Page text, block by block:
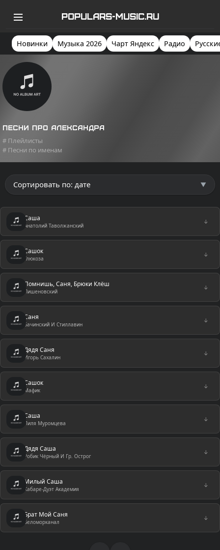
POPULARS-MUSIC.RU
Новинки Музыка 2026 Чарт Яндекс Радио
Песни про Александра
# Плейлисты
# Песни по именам
Саша
Анатолий Таволжанский
↓
Сашок
Глюкоза
↓
Помнишь, Саня, Брюки Клёш
Пишеновский
↓
Саня
Бачинский И Стиллавин
↓
Дядя Саня
Игорь Сахалин
↓
Сашок
Мафик
↓
Саша
Лиля Муромцева
↓
Дядя Саша
Робик Чёрный И Гр. Острог
↓
Милый Саша
Кабаре-Дуэт Академия
↓
Брат Мой Саня
Беломорканал
↓